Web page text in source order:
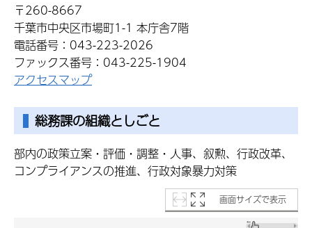
〒260-8667
千葉市中央区市場町1-1 本庁舎7階
電話番号：043-223-2026
ファックス番号：043-225-1904
アクセスマップ
総務課の組織としごと
部内の政策立案・評価・調整・人事、叙勲、行政改革、
コンプライアンスの推進、行政対象暴力対策
画面サイズで表示